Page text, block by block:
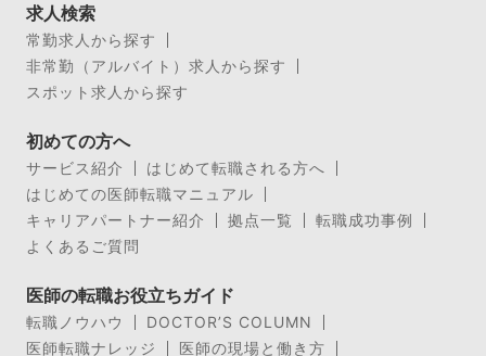
求人検索
常勤求人から探す
非常勤（アルバイト）求人から探す
スポット求人から探す
初めての方へ
サービス紹介
はじめて転職される方へ
はじめての医師転職マニュアル
キャリアパートナー紹介
拠点一覧
転職成功事例
よくあるご質問
医師の転職お役立ちガイド
転職ノウハウ
DOCTOR’S COLUMN
医師転職ナレッジ
医師の現場と働き方